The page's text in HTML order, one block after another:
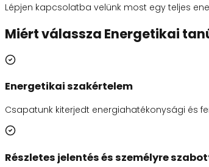
Lépjen kapcsolatba velünk most egy teljes
Miért válassza Energetikai
Energetikai szakértelem
Csapatunk kiterjedt energiahatékonysági és
Részletes jelentés és személyre